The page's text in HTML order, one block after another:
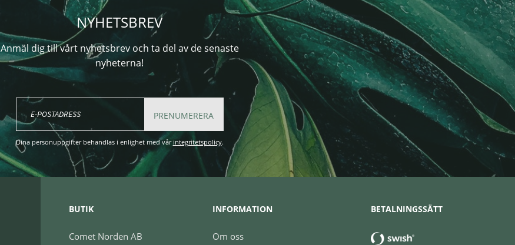
NYHETSBREV
Anmäl dig till vårt nyhetsbrev och ta del av de senaste
nyheterna!
PRENUMERERA
Dina personuppgifter behandlas i enlighet med vår integritetspolicy.
BUTIK
Comet Norden AB
INFORMATION
Om oss
BETALNINGSSÄTT